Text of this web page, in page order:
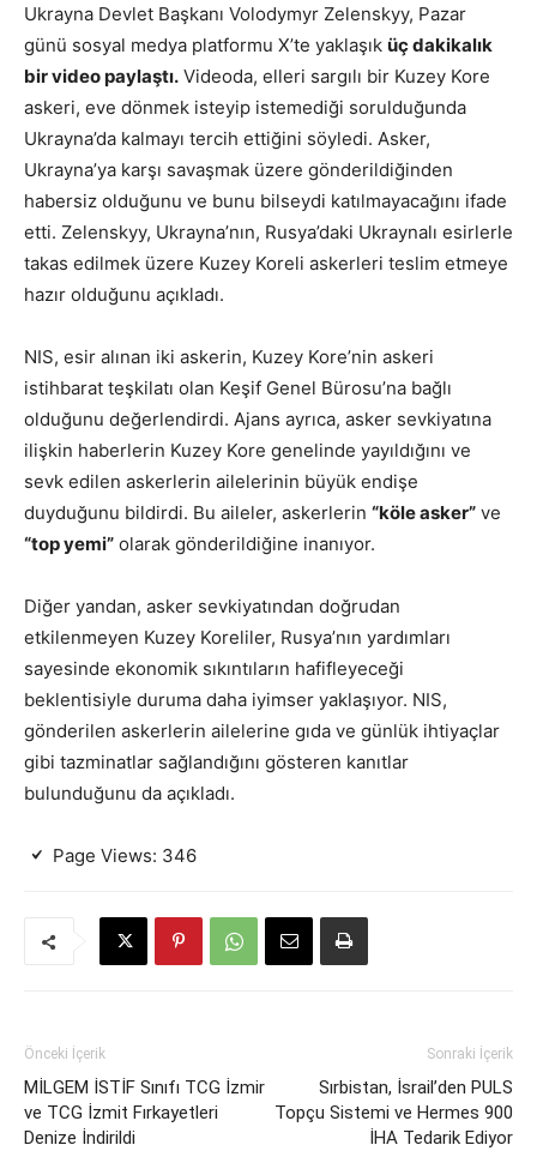
Ukrayna Devlet Başkanı Volodymyr Zelenskyy, Pazar
günü sosyal medya platformu X’te yaklaşık üç dakikalık
bir video paylaştı. Videoda, elleri sargılı bir Kuzey Kore
askeri, eve dönmek isteyip istemediği sorulduğunda
Ukrayna’da kalmayı tercih ettiğini söyledi. Asker,
Ukrayna’ya karşı savaşmak üzere gönderildiğinden
habersiz olduğunu ve bunu bilseydi katılmayacağını ifade
etti. Zelenskyy, Ukrayna’nın, Rusya’daki Ukraynalı esirlerle
takas edilmek üzere Kuzey Koreli askerleri teslim etmeye
hazır olduğunu açıkladı.
NIS, esir alınan iki askerin, Kuzey Kore’nin askeri
istihbarat teşkilatı olan Keşif Genel Bürosu’na bağlı
olduğunu değerlendirdi. Ajans ayrıca, asker sevkiyatına
ilişkin haberlerin Kuzey Kore genelinde yayıldığını ve
sevk edilen askerlerin ailelerinin büyük endişe
duyduğunu bildirdi. Bu aileler, askerlerin “köle asker” ve
“top yemi” olarak gönderildiğine inanıyor.
Diğer yandan, asker sevkiyatından doğrudan
etkilenmeyen Kuzey Koreliler, Rusya’nın yardımları
sayesinde ekonomik sıkıntıların hafifleyeceği
beklentisiyle duruma daha iyimser yaklaşıyor. NIS,
gönderilen askerlerin ailelerine gıda ve günlük ihtiyaçlar
gibi tazminatlar sağlandığını gösteren kanıtlar
bulunduğunu da açıkladı.
Page Views: 346
Önceki İçerik
MİLGEM İSTİF Sınıfı TCG İzmir
ve TCG İzmit Fırkayetleri
Denize İndirildi
Sonraki İçerik
Sırbistan, İsrail’den PULS
Topçu Sistemi ve Hermes 900
İHA Tedarik Ediyor